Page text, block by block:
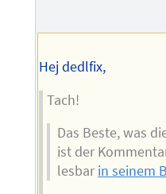
Autors
Hej dedlfix,
Tach!
Das Beste, was
ist der
lesbar in seinem